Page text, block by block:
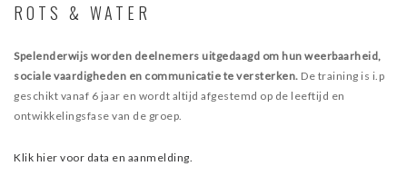
ROTS & WATER
Spelenderwijs worden deelnemers uitgedaagd om hun weerbaarheid,
sociale vaardigheden en communicatie te versterken. De training is i.p
geschikt vanaf 6 jaar en wordt altijd afgestemd op de leeftijd en
ontwikkelingsfase van de groep.
Klik hier voor data en aanmelding.